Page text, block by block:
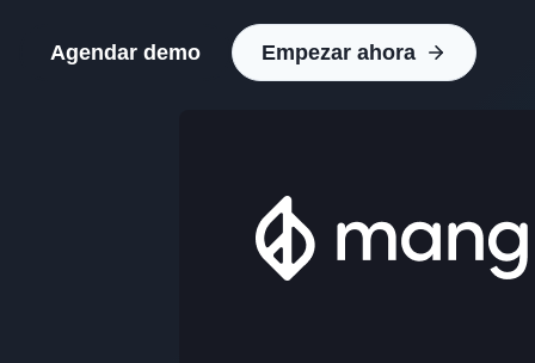
Agendar demo Empezar ahora